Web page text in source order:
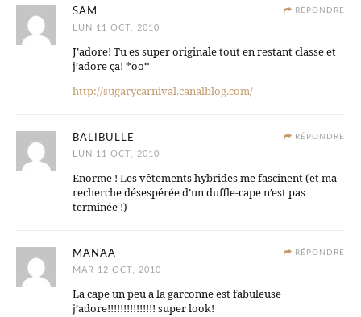
RÉPONDRE
SAM
LUN 11 OCT, 2010
J’adore! Tu es super originale tout en restant classe et
j’adore ça! *oo*
http://sugarycarnival.canalblog.com/
RÉPONDRE
BALIBULLE
LUN 11 OCT, 2010
Enorme ! Les vêtements hybrides me fascinent (et ma
recherche désespérée d’un duffle-cape n’est pas
terminée !)
RÉPONDRE
MANAA
MAR 12 OCT, 2010
La cape un peu a la garconne est fabuleuse
j’adore!!!!!!!!!!!!!!! super look!